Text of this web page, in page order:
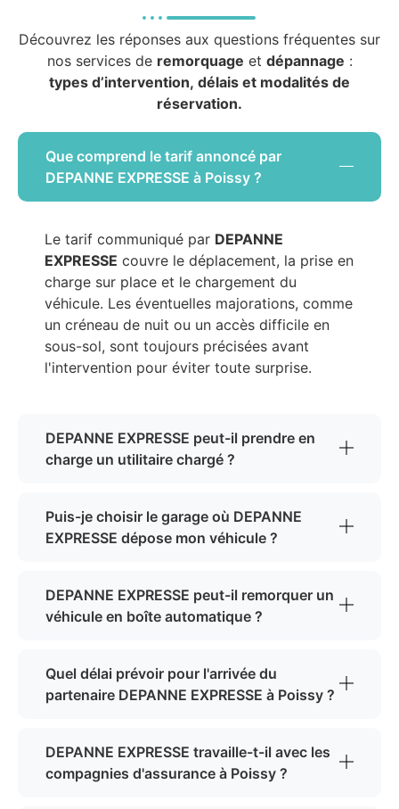
Découvrez les réponses aux questions fréquentes sur
nos services de remorquage et dépannage :
types d’intervention, délais et modalités de
réservation.
Que comprend le tarif annoncé par
DEPANNE EXPRESSE à Poissy ?
Le tarif communiqué par DEPANNE
EXPRESSE couvre le déplacement, la prise en
charge sur place et le chargement du
véhicule. Les éventuelles majorations, comme
un créneau de nuit ou un accès difficile en
sous-sol, sont toujours précisées avant
l'intervention pour éviter toute surprise.
DEPANNE EXPRESSE peut-il prendre en
charge un utilitaire chargé ?
Puis-je choisir le garage où DEPANNE
EXPRESSE dépose mon véhicule ?
DEPANNE EXPRESSE peut-il remorquer un
véhicule en boîte automatique ?
Quel délai prévoir pour l'arrivée du
partenaire DEPANNE EXPRESSE à Poissy ?
DEPANNE EXPRESSE travaille-t-il avec les
compagnies d'assurance à Poissy ?